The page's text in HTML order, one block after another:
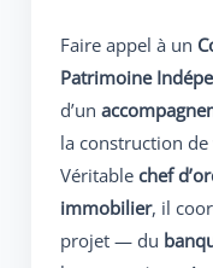
Faire appel à un
Patrimoine
d’un
la construction
Véritablechef
immobilier, il
projet — du